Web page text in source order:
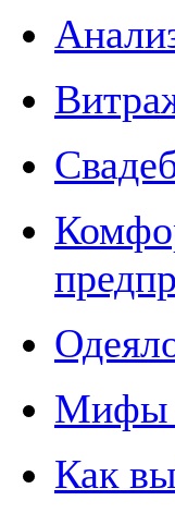
Мифы
Как